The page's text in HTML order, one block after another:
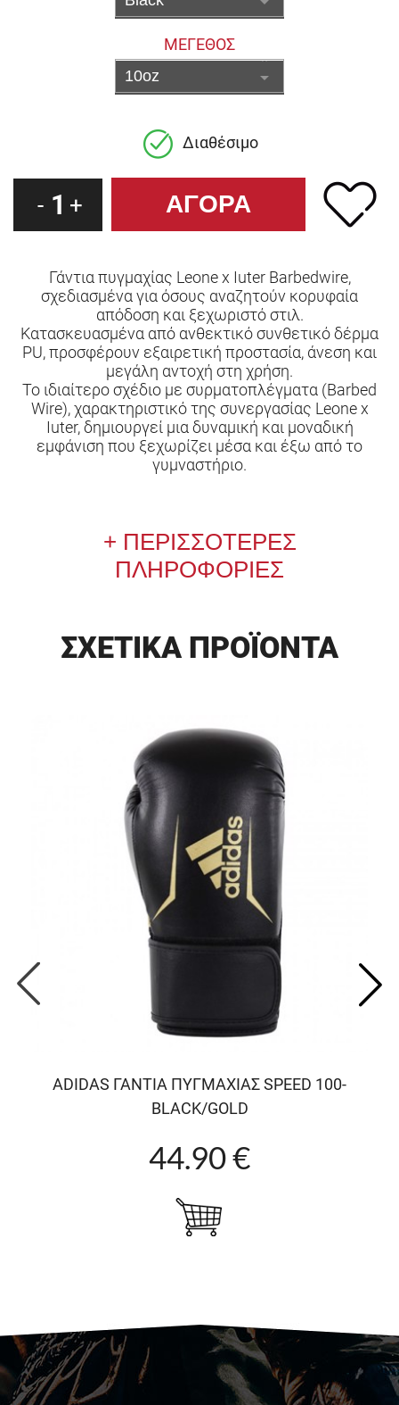
ΜΕΓΕΘΟΣ
Διαθέσιμο
- 1 +
Γάντια πυγμαχίας Leone x Iuter Barbedwire,
σχεδιασμένα για όσους αναζητούν κορυφαία
απόδοση και ξεχωριστό στιλ.
Κατασκευασμένα από ανθεκτικό συνθετικό δέρμα
PU, προσφέρουν εξαιρετική προστασία, άνεση και
μεγάλη αντοχή στη χρήση.
Το ιδιαίτερο σχέδιο με συρματοπλέγματα (Barbed
Wire), χαρακτηριστικό της συνεργασίας Leone x
Iuter, δημιουργεί μια δυναμική και μοναδική
εμφάνιση που ξεχωρίζει μέσα και έξω από το
γυμναστήριο.
ΠΛΗΡΟΦΟΡΙΕΣ
ΣΧΕΤΙΚΑ ΠΡΟΪΟΝΤΑ
ADIDAS ΓΑΝΤΙΑ ΠΥΓΜΑΧΙΑΣ SPEED 100-
BLACK/GOLD
44.90 €